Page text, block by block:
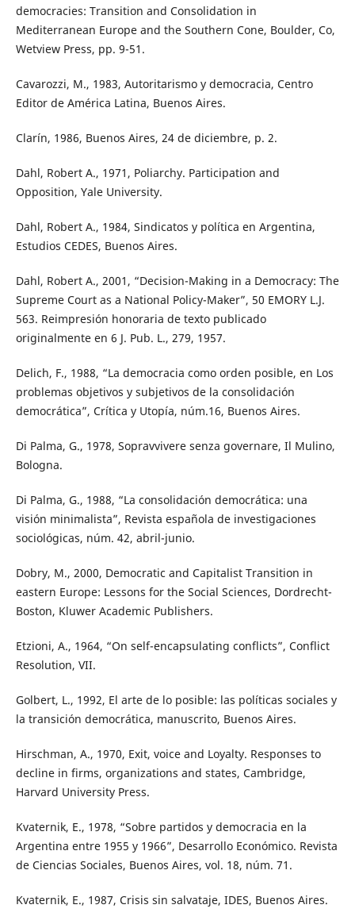
democracies: Transition and Consolidation in
Mediterranean Europe and the Southern Cone, Boulder, Co,
Wetview Press, pp. 9-51.
Cavarozzi, M., 1983, Autoritarismo y democracia, Centro
Editor de América Latina, Buenos Aires.
Clarín, 1986, Buenos Aires, 24 de diciembre, p. 2.
Dahl, Robert A., 1971, Poliarchy. Participation and
Opposition, Yale University.
Dahl, Robert A., 1984, Sindicatos y política en Argentina,
Estudios CEDES, Buenos Aires.
Dahl, Robert A., 2001, “Decision-Making in a Democracy: The
Supreme Court as a National Policy-Maker”, 50 EMORY L.J.
563. Reimpresión honoraria de texto publicado
originalmente en 6 J. Pub. L., 279, 1957.
Delich, F., 1988, “La democracia como orden posible, en Los
problemas objetivos y subjetivos de la consolidación
democrática”, Crítica y Utopía, núm.16, Buenos Aires.
Di Palma, G., 1978, Sopravvivere senza governare, Il Mulino,
Bologna.
Di Palma, G., 1988, “La consolidación democrática: una
visión minimalista”, Revista española de investigaciones
sociológicas, núm. 42, abril-junio.
Dobry, M., 2000, Democratic and Capitalist Transition in
eastern Europe: Lessons for the Social Sciences, Dordrecht-
Boston, Kluwer Academic Publishers.
Etzioni, A., 1964, “On self-encapsulating conflicts”, Conflict
Resolution, VII.
Golbert, L., 1992, El arte de lo posible: las políticas sociales y
la transición democrática, manuscrito, Buenos Aires.
Hirschman, A., 1970, Exit, voice and Loyalty. Responses to
decline in firms, organizations and states, Cambridge,
Harvard University Press.
Kvaternik, E., 1978, “Sobre partidos y democracia en la
Argentina entre 1955 y 1966”, Desarrollo Económico. Revista
de Ciencias Sociales, Buenos Aires, vol. 18, núm. 71.
Kvaternik, E., 1987, Crisis sin salvataje, IDES, Buenos Aires.